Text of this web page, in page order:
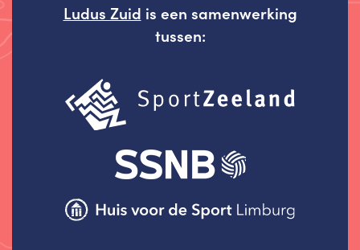
Ludus Zuid is een samenwerking
tussen: